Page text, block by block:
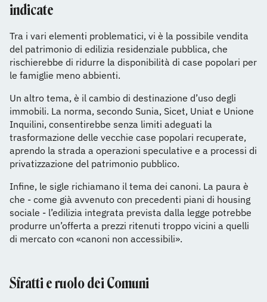
indicate
Tra i vari elementi problematici, vi è la possibile vendita
del patrimonio di edilizia residenziale pubblica, che
rischierebbe di ridurre la disponibilità di case popolari per
le famiglie meno abbienti.
Un altro tema, è il cambio di destinazione d’uso degli
immobili. La norma, secondo Sunia, Sicet, Uniat e Unione
Inquilini, consentirebbe senza limiti adeguati la
trasformazione delle vecchie case popolari recuperate,
aprendo la strada a operazioni speculative e a processi di
privatizzazione del patrimonio pubblico.
Infine, le sigle richiamano il tema dei canoni. La paura è
che - come già avvenuto con precedenti piani di housing
sociale - l’edilizia integrata prevista dalla legge potrebbe
produrre un’offerta a prezzi ritenuti troppo vicini a quelli
di mercato con «canoni non accessibili».
Sfratti e ruolo dei Comuni